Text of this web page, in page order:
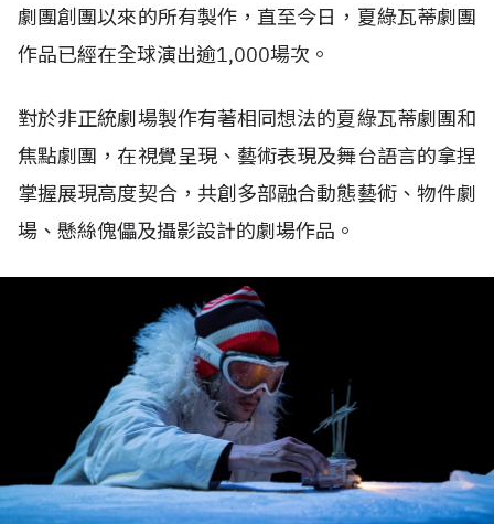
劇團創團以來的所有製作，直至今日，夏綠瓦蒂劇團
作品已經在全球演出逾1,000場次。
對於非正統劇場製作有著相同想法的夏綠瓦蒂劇團和
焦點劇團，在視覺呈現、藝術表現及舞台語言的拿捏
掌握展現高度契合，共創多部融合動態藝術、物件劇
場、懸絲傀儡及攝影設計的劇場作品。